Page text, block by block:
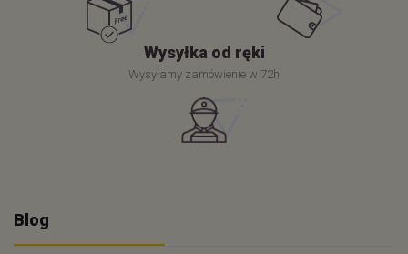
Wysyłka od ręki
Wysyłamy zamówienie w 72h
Blog